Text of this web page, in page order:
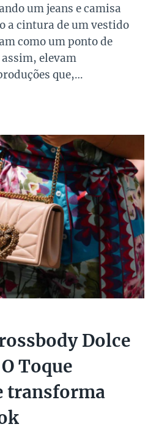
um jeans e camisa
a cintura de um vestido
como um ponto de
elevam
que,…
Dolce
Toque
transforma